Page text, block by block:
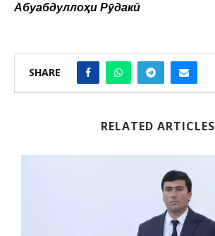
Абуабдуллоҳи Рӯдакӣ
SHARE
RELATED ARTICLES